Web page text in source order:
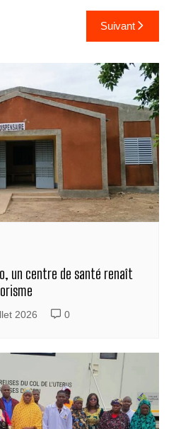
Suivant
un centre de santé renaît
2026 0